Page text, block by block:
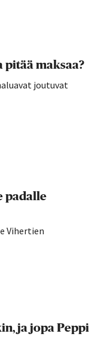
maksaa?
joutuvat
padalle
Vihertien
ja jopa Peppi